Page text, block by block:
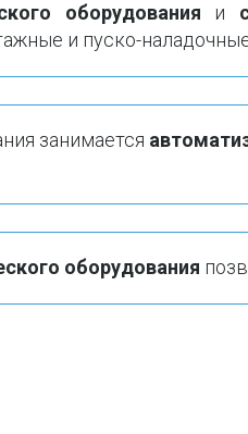
оборудования и
и пуско-
занимается
оборудования